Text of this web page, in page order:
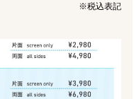
※税込表記